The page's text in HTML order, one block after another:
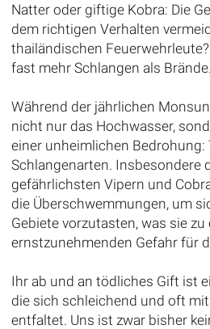
Natter oder giftige Kobra: Die
dem richtigen Verhalten
thailändischen
fast mehr Schlangen als Brände.
Während der jährlichen
nicht nur das Hochwasser,
einer unheimlichen
Schlangenarten. Insbesondere
gefährlichsten Vipern und
die Überschwemmungen, um
Gebiete vorzutasten, was sie zu
ernstzunehmenden Gefahr für
Ihr ab und an tödliches Gift ist
die sich schleichend und oft
entfaltet. Uns ist zwar bisher